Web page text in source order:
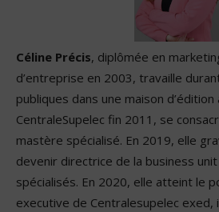
Céline Précis, diplômée en
d’entreprise en 2003, travaille
publiques dans une maison
CentraleSupelec fin 2011, se
mastère spécialisé. En 2019, elle
devenir directrice de la business
spécialisés. En 2020, elle atteint le
executive de Centralesupelec exed,